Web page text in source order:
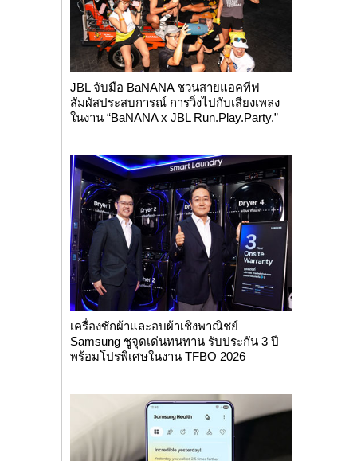
JBL จับมือ BaNANA ชวนสายแอคทีฟ
สัมผัสประสบการณ์ การวิ่งไปกับเสียงเพลง
ในงาน “BaNANA x JBL Run.Play.Party.”
เครื่องซักผ้าและอบผ้าเชิงพาณิชย์
Samsung ชูจุดเด่นทนทาน รับประกัน 3 ปี
พร้อมโปรพิเศษในงาน TFBO 2026